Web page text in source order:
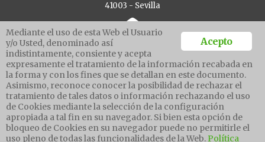
41003 - Sevilla
Ventanilla unica
Aviso legal
Política de protección de datos
Política cookies
Canal de denuncias
Acepto
Mediante el uso de esta Web el Usuario
y/o Usted, denominado así
indistintamente, consiente y acepta
expresamente el tratamiento de la información recabada en
la forma y con los fines que se detallan en este documento.
Asimismo, reconoce conocer la posibilidad de rechazar el
tratamiento de tales datos o información rechazando el uso
de Cookies mediante la selección de la configuración
apropiada a tal fin en su navegador. Si bien esta opción de
bloqueo de Cookies en su navegador puede no permitirle el
uso pleno de todas las funcionalidades de la Web. Política